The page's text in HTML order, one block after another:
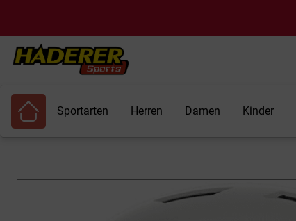
Sportarten Herren Damen Kinder